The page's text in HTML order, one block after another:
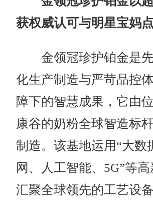
获权威认可与明星宝妈
金领冠珍护铂金是先
化生产制造与严苛品控
障下的智慧成果，它由
康谷的奶粉全球智造标
制造。该基地运用“大数
网、人工智能、5G”等高
汇聚全球领先的工艺设